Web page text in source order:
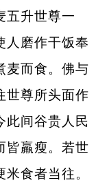
五升世尊一
人磨作干饭奉
麦而食。佛与
世尊所头面作
此间谷贵人民
皆羸瘦。若世
食者当往。